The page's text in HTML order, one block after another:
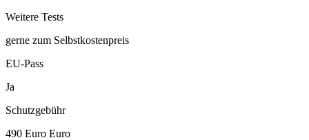
Weitere Tests
gerne zum Selbstkostenpreis
EU-Pass
Ja
Schutzgebühr
490 Euro Euro